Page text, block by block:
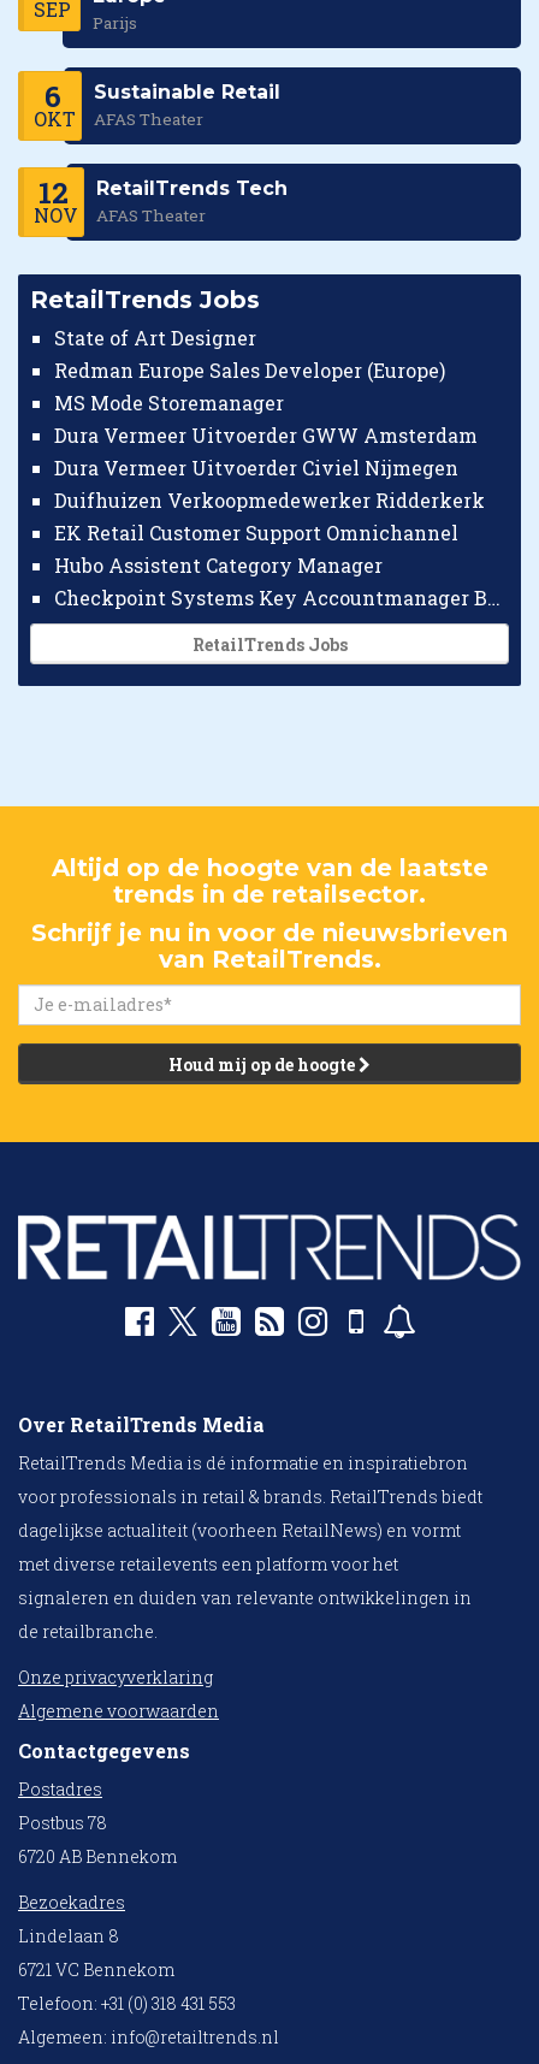
SEP
Parijs
6
OKT
Sustainable Retail
AFAS Theater
12
NOV
RetailTrends Tech
AFAS Theater
RetailTrends Jobs
State of Art Designer
Redman Europe Sales Developer (Europe)
MS Mode Storemanager
Dura Vermeer Uitvoerder GWW Amsterdam
Dura Vermeer Uitvoerder Civiel Nijmegen
Duifhuizen Verkoopmedewerker Ridderkerk
EK Retail Customer Support Omnichannel
Hubo Assistent Category Manager
Checkpoint Systems Key Accountmanager Benelux
RetailTrends Jobs
Altijd op de hoogte van de laatste
trends in de retailsector.
Schrijf je nu in voor de nieuwsbrieven
van RetailTrends.
Houd mij op de hoogte
Over RetailTrends Media
RetailTrends Media is dé informatie en inspiratiebron
voor professionals in retail & brands. RetailTrends biedt
dagelijkse actualiteit (voorheen RetailNews) en vormt
met diverse retailevents een platform voor het
signaleren en duiden van relevante ontwikkelingen in
de retailbranche.
Onze privacyverklaring
Algemene voorwaarden
Contactgegevens
Postadres
Postbus 78
6720 AB Bennekom
Bezoekadres
Lindelaan 8
6721 VC Bennekom
Telefoon: +31 (0) 318 431 553
Algemeen: info@retailtrends.nl